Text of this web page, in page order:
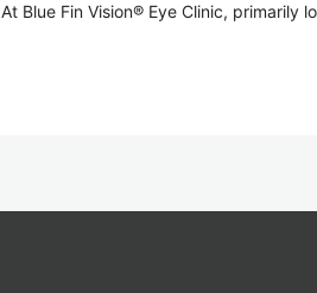
At Blue Fin Vision® Eye Clinic, primarily